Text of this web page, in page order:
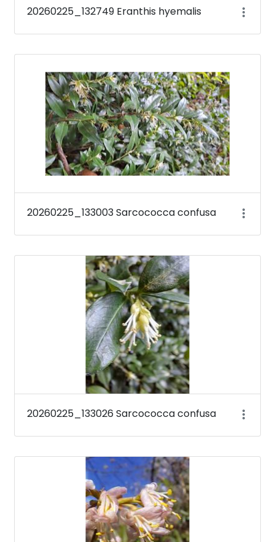
20260225_132749 Eranthis hyemalis
20260225_133003 Sarcococca confusa
20260225_133026 Sarcococca confusa